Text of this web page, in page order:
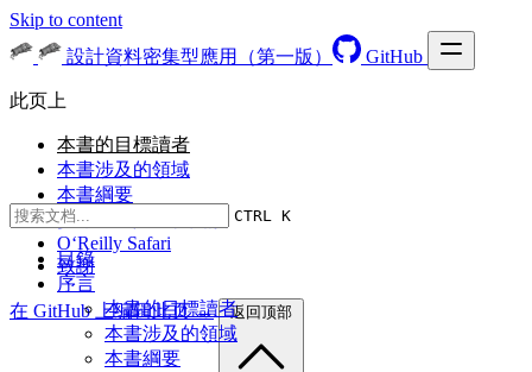
Skip to content
設計資料密集型應用（第一版）
GitHub
CTRL K
目錄
序言
本書的目標讀者
本書涉及的領域
本書綱要
此页上
本書的目標讀者
本書涉及的領域
本書綱要
參考文獻與延伸閱讀
O‘Reilly Safari
致謝
在 GitHub 上编辑此页 → 返回顶部